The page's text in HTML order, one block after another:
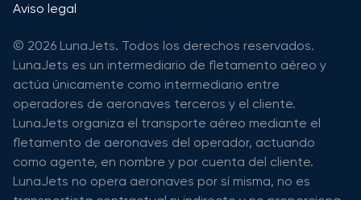
Aviso legal
© 2026 LunaJets. Todos los derechos reservados.
LunaJets es un intermediario de fletamento aéreo y
actúa únicamente como intermediario entre
operadores de aeronaves terceros y el cliente.
LunaJets organiza el transporte aéreo mediante el
fletamento de aeronaves del operador, actuando
como agente, en nombre y por cuenta del cliente.
LunaJets no opera aeronaves por sí misma, no es